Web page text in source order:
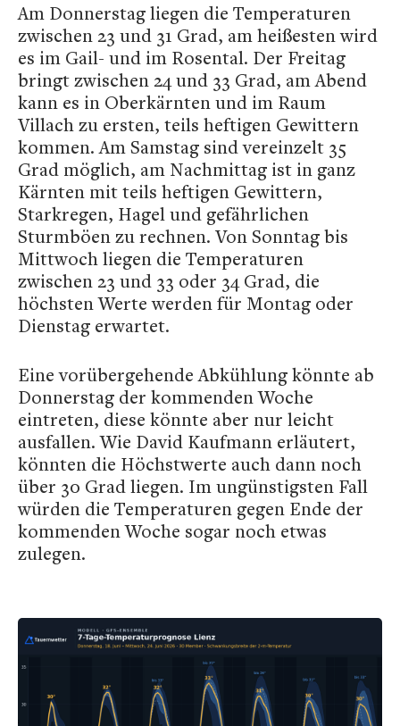
Am Donnerstag liegen die Temperaturen
zwischen 23 und 31 Grad, am heißesten wird
es im Gail- und im Rosental. Der Freitag
bringt zwischen 24 und 33 Grad, am Abend
kann es in Oberkärnten und im Raum
Villach zu ersten, teils heftigen Gewittern
kommen. Am Samstag sind vereinzelt 35
Grad möglich, am Nachmittag ist in ganz
Kärnten mit teils heftigen Gewittern,
Starkregen, Hagel und gefährlichen
Sturmböen zu rechnen. Von Sonntag bis
Mittwoch liegen die Temperaturen
zwischen 23 und 33 oder 34 Grad, die
höchsten Werte werden für Montag oder
Dienstag erwartet.
Eine vorübergehende Abkühlung könnte ab
Donnerstag der kommenden Woche
eintreten, diese könnte aber nur leicht
ausfallen. Wie David Kaufmann erläutert,
könnten die Höchstwerte auch dann noch
über 30 Grad liegen. Im ungünstigsten Fall
würden die Temperaturen gegen Ende der
kommenden Woche sogar noch etwas
zulegen.